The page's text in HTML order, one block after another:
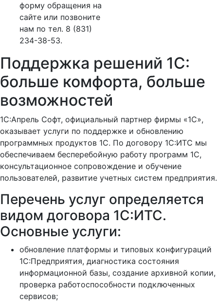
форму обращения на
сайте или позвоните
нам по тел. 8 (831)
234-38-53.
Поддержка решений 1С:
больше комфорта, больше
возможностей
1C:Апрель Софт, официальный партнер фирмы «1С»,
оказывает услуги по поддержке и обновлению
программных продуктов 1С. По договору 1С:ИТС мы
обеспечиваем бесперебойную работу программ 1С,
консультационное сопровождение и обучение
пользователей, развитие учетных систем предприятия.
Перечень услуг определяется
видом договора 1С:ИТС.
Основные услуги:
обновление платформы и типовых конфигураций
1С:Предприятия, диагностика состояния
информационной базы, создание архивной копии,
проверка работоспособности подключенных
сервисов;